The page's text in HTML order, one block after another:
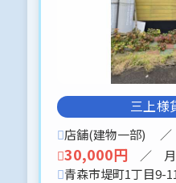
はうすむらかみ-
森市松原2丁目７
写真をUPしまし
是非、ご覧くだ
駐車場は、ロード
所では有りません
対応してくれます
雪の心配はあり
✧♡
よろしくお願いし
三上様
店舗(建物一部) ／
30,000円／ 月
青森市堤町1丁目9-